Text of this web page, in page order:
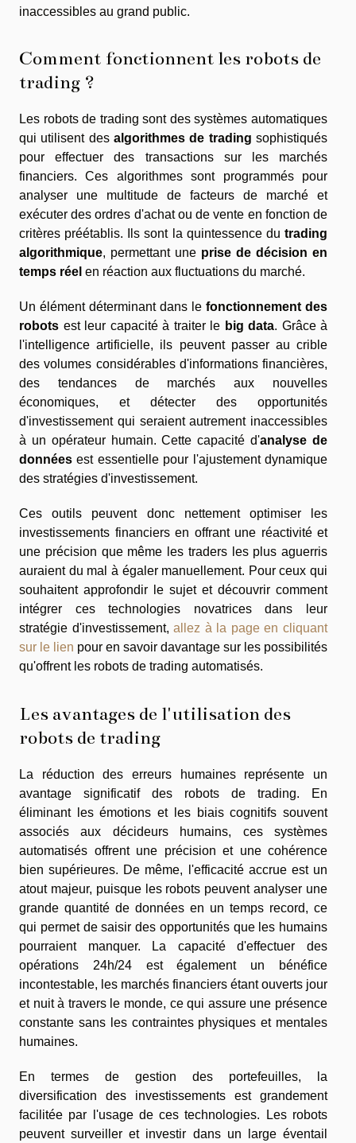
inaccessibles au grand public.
Comment fonctionnent les robots de
trading ?
Les robots de trading sont des systèmes automatiques
qui utilisent des algorithmes de trading sophistiqués
pour effectuer des transactions sur les marchés
financiers. Ces algorithmes sont programmés pour
analyser une multitude de facteurs de marché et
exécuter des ordres d'achat ou de vente en fonction de
critères préétablis. Ils sont la quintessence du trading
algorithmique, permettant une prise de décision en
temps réel en réaction aux fluctuations du marché.
Un élément déterminant dans le fonctionnement des
robots est leur capacité à traiter le big data. Grâce à
l'intelligence artificielle, ils peuvent passer au crible
des volumes considérables d'informations financières,
des tendances de marchés aux nouvelles
économiques, et détecter des opportunités
d'investissement qui seraient autrement inaccessibles
à un opérateur humain. Cette capacité d'analyse de
données est essentielle pour l'ajustement dynamique
des stratégies d'investissement.
Ces outils peuvent donc nettement optimiser les
investissements financiers en offrant une réactivité et
une précision que même les traders les plus aguerris
auraient du mal à égaler manuellement. Pour ceux qui
souhaitent approfondir le sujet et découvrir comment
intégrer ces technologies novatrices dans leur
stratégie d'investissement,allez à la page en cliquant
sur le lien pour en savoir davantage sur les possibilités
qu'offrent les robots de trading automatisés.
Les avantages de l'utilisation des
robots de trading
La réduction des erreurs humaines représente un
avantage significatif des robots de trading. En
éliminant les émotions et les biais cognitifs souvent
associés aux décideurs humains, ces systèmes
automatisés offrent une précision et une cohérence
bien supérieures. De même, l'efficacité accrue est un
atout majeur, puisque les robots peuvent analyser une
grande quantité de données en un temps record, ce
qui permet de saisir des opportunités que les humains
pourraient manquer. La capacité d'effectuer des
opérations 24h/24 est également un bénéfice
incontestable, les marchés financiers étant ouverts jour
et nuit à travers le monde, ce qui assure une présence
constante sans les contraintes physiques et mentales
humaines.
En termes de gestion des portefeuilles, la
diversification des investissements est grandement
facilitée par l'usage de ces technologies. Les robots
peuvent surveiller et investir dans un large éventail